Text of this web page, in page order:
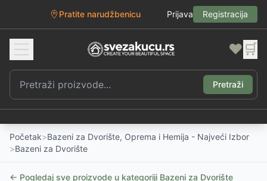
Pratite narudžbenicu Prijava Registracija
❤️ 🛒
Pretraži
Početak>Bazeni za Dvorište, Oprema i Hemija - Najveći Izbor
>Bazeni za Dvorište
← Pogledaj sve proizvode u kategoriji Bazeni za Dvorište